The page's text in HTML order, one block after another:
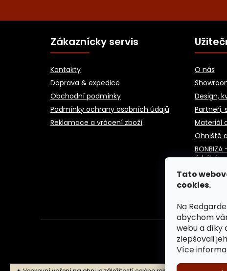
Tato
cookies.
Na
abychom
webu a díky
zlepšovali
Více
Zákaznícky servis
Kontakty
Doprava & expedice
Obchodní podmínky
Podmínky ochrany osobních údajů
Reklamace a vrácení zboží
O nás
Design,
Partneři,
Materiál
Ohniště
údržbě
Blog